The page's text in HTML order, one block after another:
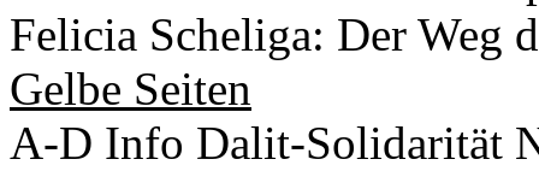
Felicia Scheliga: Der Weg
Gelbe Seiten
A-D Info Dalit-Solidarität